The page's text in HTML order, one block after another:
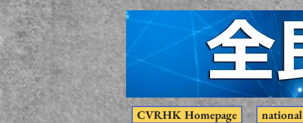
CVRHK Homepage